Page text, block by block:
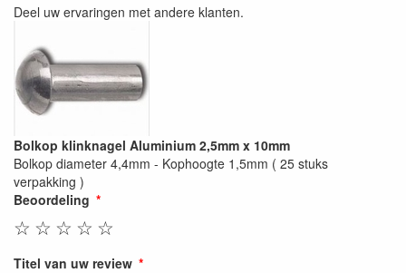
Deel uw ervaringen met andere klanten.
Bolkop klinknagel Aluminium 2,5mm x 10mm
Bolkop diameter 4,4mm - Kophoogte 1,5mm ( 25 stuks
verpakking )
Beoordeling
☆
☆
☆
☆
☆
Titel van uw review